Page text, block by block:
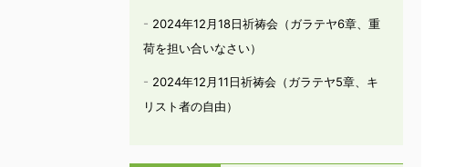
2024年12月18日祈祷会（ガラテヤ6章、重
荷を担い合いなさい）
2024年12月11日祈祷会（ガラテヤ5章、キ
リスト者の自由）